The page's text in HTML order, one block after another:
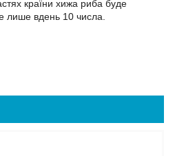
країни хижа риба буде
лише вдень 10 числа.